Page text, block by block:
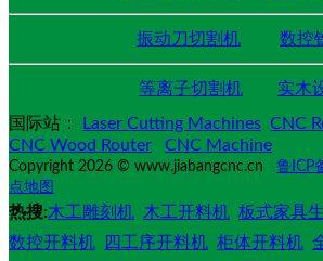
振动刀切割机 数控
等离子切割机
实木
国际站：
Laser Cutting Machines CNC
CNC Wood Router
CNC Machine
Copyright 2026 © www.jiabangcnc.cn 鲁ICP
点地图
热搜:木工雕刻机 木工开料机 板式家具
数控开料机
四工序开料机 柜体开料机